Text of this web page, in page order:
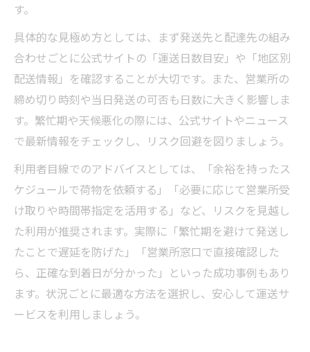
す。
具体的な見極め方としては、まず発送先と配達先の組み
合わせごとに公式サイトの「運送日数目安」や「地区別
配送情報」を確認することが大切です。また、営業所の
締め切り時刻や当日発送の可否も日数に大きく影響しま
す。繁忙期や天候悪化の際には、公式サイトやニュース
で最新情報をチェックし、リスク回避を図りましょう。
利用者目線でのアドバイスとしては、「余裕を持ったス
ケジュールで荷物を依頼する」「必要に応じて営業所受
け取りや時間帯指定を活用する」など、リスクを見越し
た利用が推奨されます。実際に「繁忙期を避けて発送し
たことで遅延を防げた」「営業所窓口で直接確認した
ら、正確な到着日が分かった」といった成功事例もあり
ます。状況ごとに最適な方法を選択し、安心して運送サ
ービスを利用しましょう。